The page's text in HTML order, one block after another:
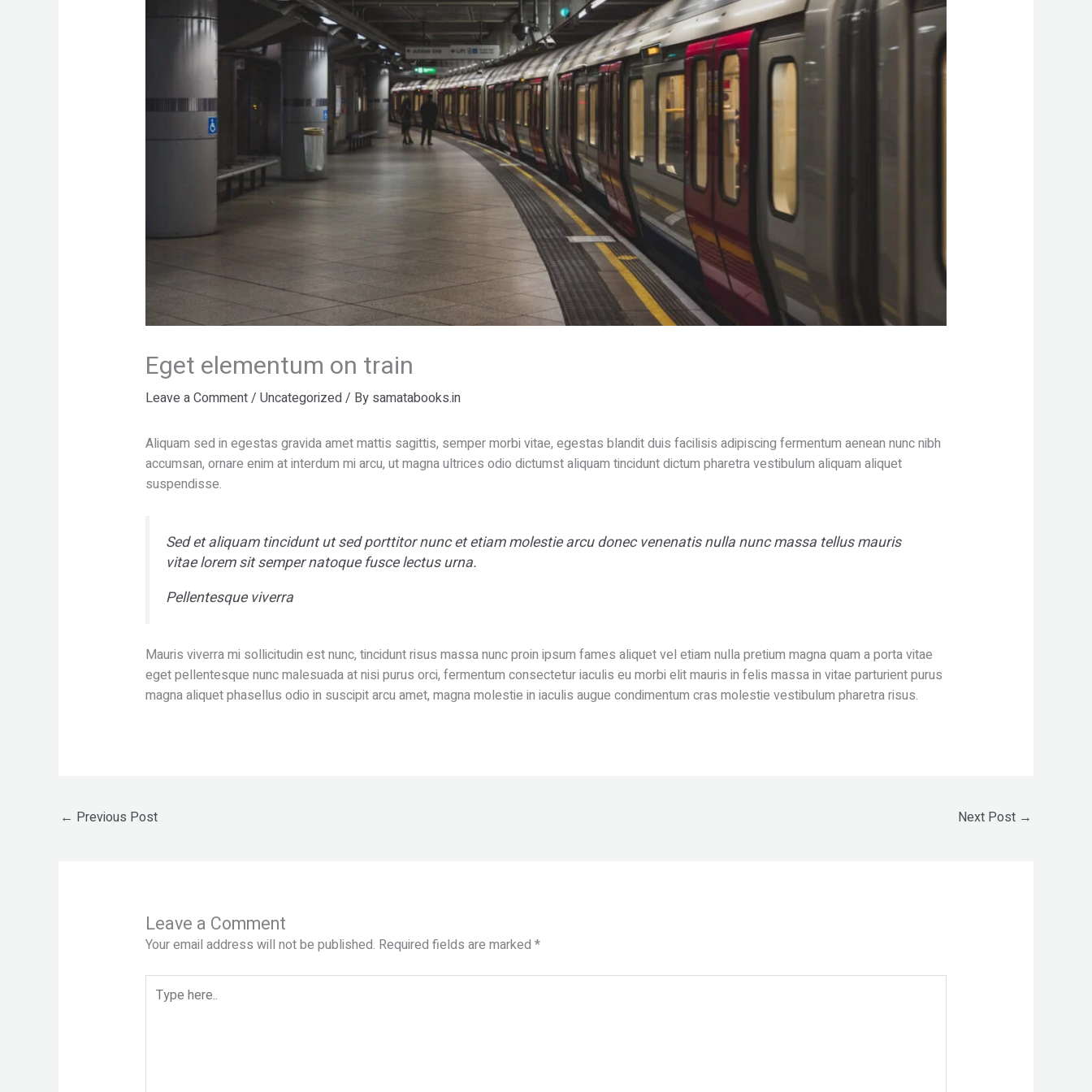
Eget elementum on train
Leave a Comment/ Uncategorized/ By samatabooks.in
Aliquam sed in egestas gravida amet mattis sagittis, semper morbi vitae, egestas blandit duis facilisis adipiscing fermentum aenean nunc nibh
accumsan, ornare enim at interdum mi arcu, ut magna ultrices odio dictumst aliquam tincidunt dictum pharetra vestibulum aliquam aliquet
suspendisse.
Sed et aliquam tincidunt ut sed porttitor nunc et etiam molestie arcu donec venenatis nulla nunc massa tellus mauris
vitae lorem sit semper natoque fusce lectus urna.
Pellentesque viverra
Mauris viverra mi sollicitudin est nunc, tincidunt risus massa nunc proin ipsum fames aliquet vel etiam nulla pretium magna quam a porta vitae
eget pellentesque nunc malesuada at nisi purus orci, fermentum consectetur iaculis eu morbi elit mauris in felis massa in vitae parturient purus
magna aliquet phasellus odio in suscipit arcu amet, magna molestie in iaculis augue condimentum cras molestie vestibulum pharetra risus.
← Previous Post Next Post →
Leave a Comment
Your email address will not be published. Required fields are marked *
here..